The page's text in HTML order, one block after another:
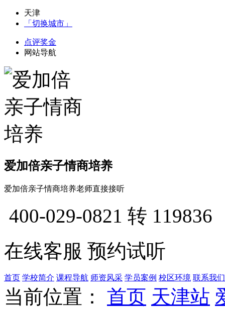
天津
「切换城市」
点评奖金
网站导航
爱加倍亲子情商培养
爱加倍亲子情商培养老师直接接听
400-029-0821 转 119836
在线客服 预约试听
首页 学校简介 课程导航 师资风采 学员案例 校区环境 联系我们
当前位置： 首页 天津站